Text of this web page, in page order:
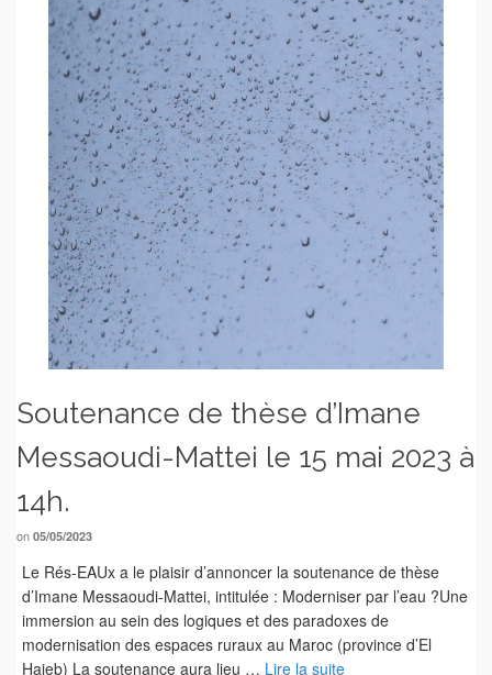
Soutenance de thèse d’Imane
Messaoudi-Mattei le 15 mai 2023 à
14h.
on 05/05/2023
Le Rés-EAUx a le plaisir d’annoncer la soutenance de thèse
d’Imane Messaoudi-Mattei, intitulée : Moderniser par l’eau ?Une
immersion au sein des logiques et des paradoxes de
modernisation des espaces ruraux au Maroc (province d’El
Hajeb) La soutenance aura lieu … Lire la suite